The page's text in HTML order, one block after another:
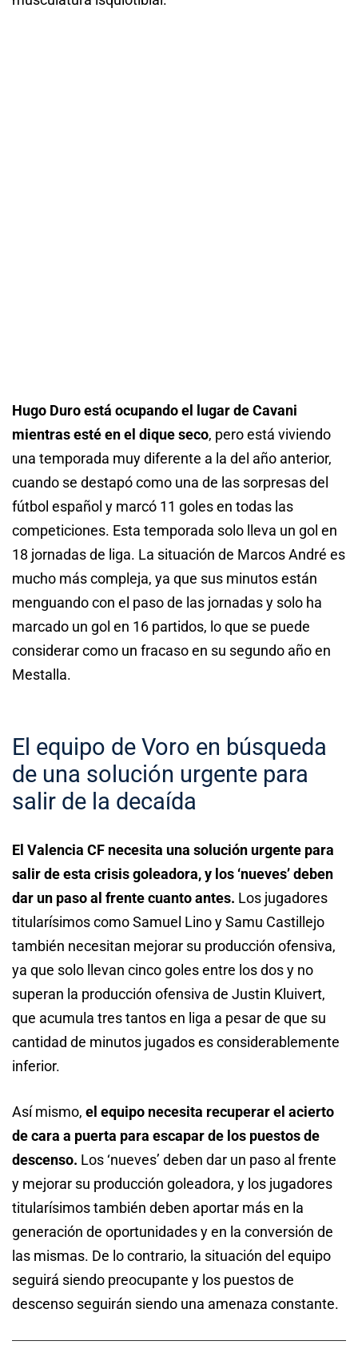
Hugo Duro está ocupando el lugar de Cavani
mientras esté en el dique seco, pero está viviendo
una temporada muy diferente a la del año anterior,
cuando se destapó como una de las sorpresas del
fútbol español y marcó 11 goles en todas las
competiciones. Esta temporada solo lleva un gol en
18 jornadas de liga. La situación de Marcos André es
mucho más compleja, ya que sus minutos están
menguando con el paso de las jornadas y solo ha
marcado un gol en 16 partidos, lo que se puede
considerar como un fracaso en su segundo año en
Mestalla.
El equipo de Voro en búsqueda
de una solución urgente para
salir de la decaída
El Valencia CF necesita una solución urgente para
salir de esta crisis goleadora, y los ‘nueves’ deben
dar un paso al frente cuanto antes. Los jugadores
titularísimos como Samuel Lino y Samu Castillejo
también necesitan mejorar su producción ofensiva,
ya que solo llevan cinco goles entre los dos y no
superan la producción ofensiva de Justin Kluivert,
que acumula tres tantos en liga a pesar de que su
cantidad de minutos jugados es considerablemente
inferior.
Así mismo, el equipo necesita recuperar el acierto
de cara a puerta para escapar de los puestos de
descenso. Los ‘nueves’ deben dar un paso al frente
y mejorar su producción goleadora, y los jugadores
titularísimos también deben aportar más en la
generación de oportunidades y en la conversión de
las mismas. De lo contrario, la situación del equipo
seguirá siendo preocupante y los puestos de
descenso seguirán siendo una amenaza constante.